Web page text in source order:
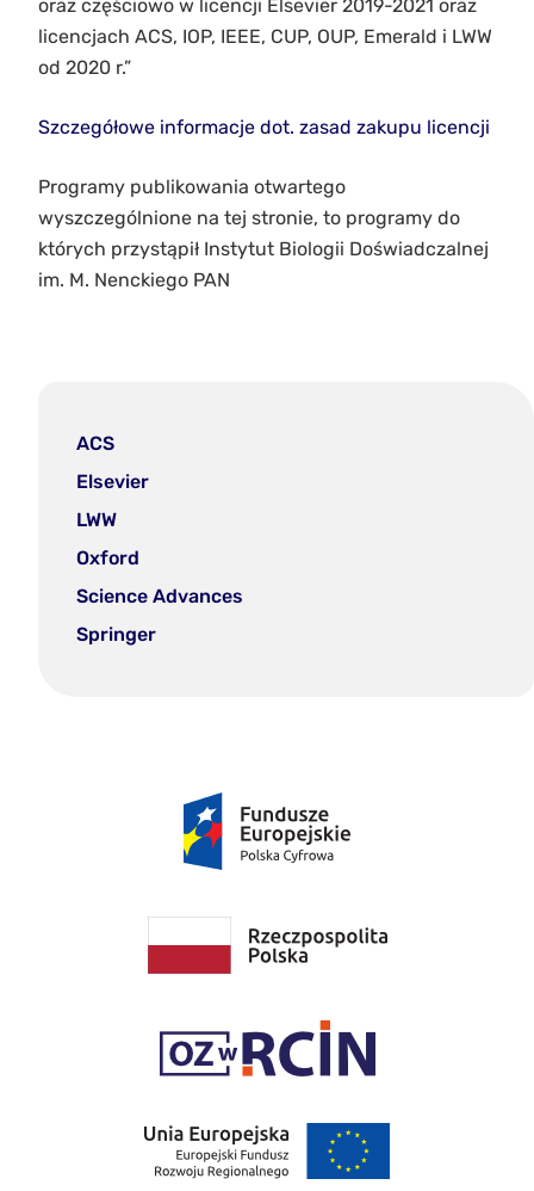
oraz częściowo w licencji Elsevier 2019-2021 oraz
licencjach ACS, IOP, IEEE, CUP, OUP, Emerald i LWW
od 2020 r.”
Szczegółowe informacje dot. zasad zakupu licencji
Programy publikowania otwartego
wyszczególnione na tej stronie, to programy do
których przystąpił Instytut Biologii Doświadczalnej
im. M. Nenckiego PAN
ACS
Elsevier
LWW
Oxford
Science Advances
Springer